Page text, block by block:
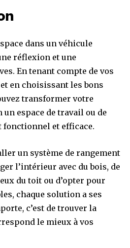
dans un véhicule
réflexion et une
En tenant compte de vos
en choisissant les bons
transformer votre
espace de travail ou de
et efficace.
un système de rangement
l’intérieur avec du bois, de
du toit ou d’opter pour
chaque solution a ses
c’est de trouver la
le mieux à vos